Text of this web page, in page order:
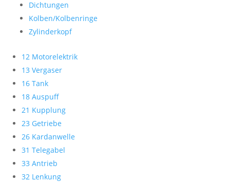
Dichtungen
Kolben/Kolbenringe
Zylinderkopf
12 Motorelektrik
13 Vergaser
16 Tank
18 Auspuff
21 Kupplung
23 Getriebe
26 Kardanwelle
31 Telegabel
33 Antrieb
32 Lenkung